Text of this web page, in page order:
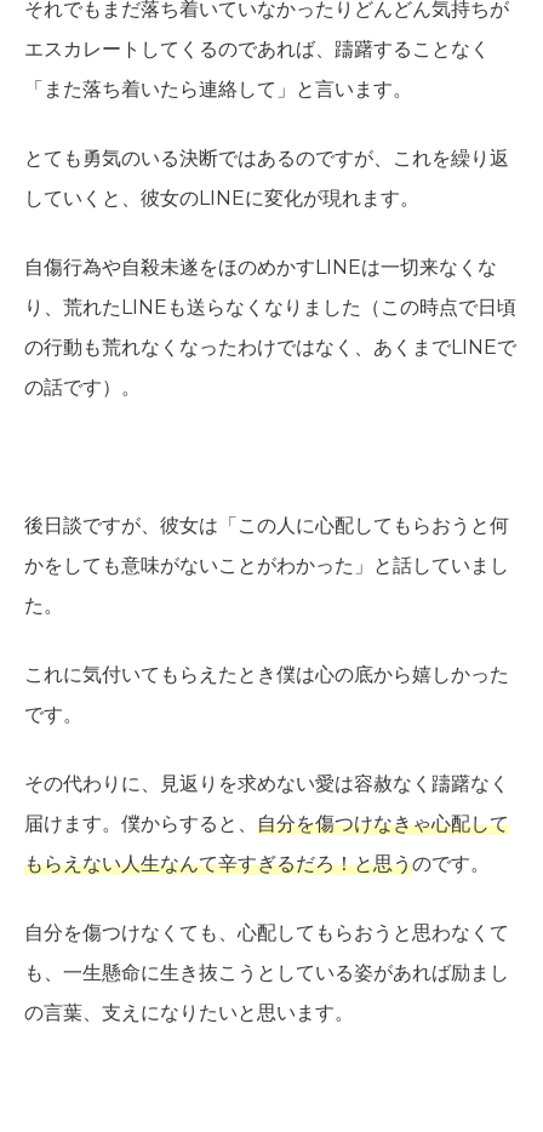
それでもまだ落ち着いていなかったりどんどん気持ちが
エスカレートしてくるのであれば、躊躇することなく
「また落ち着いたら連絡して」と言います。
とても勇気のいる決断ではあるのですが、これを繰り返
していくと、彼女のLINEに変化が現れます。
自傷行為や自殺未遂をほのめかすLINEは一切来なくな
り、荒れたLINEも送らなくなりました（この時点で日頃
の行動も荒れなくなったわけではなく、あくまでLINEで
の話です）。
後日談ですが、彼女は「この人に心配してもらおうと何
かをしても意味がないことがわかった」と話していまし
た。
これに気付いてもらえたとき僕は心の底から嬉しかった
です。
その代わりに、見返りを求めない愛は容赦なく躊躇なく
届けます。僕からすると、 自分を傷つけなきゃ心配して
もらえない人生なんて辛すぎるだろ！と思うのです。
自分を傷つけなくても、心配してもらおうと思わなくて
も、一生懸命に生き抜こうとしている姿があれば励まし
の言葉、支えになりたいと思います。